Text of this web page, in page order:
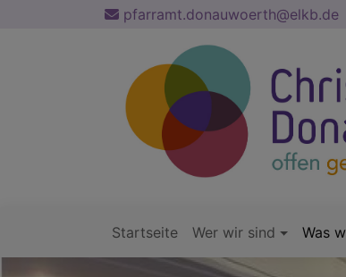
pfarramt.donauwoerth@elkb.de
Hauptnavigation
Startseite Wer wir sind Was